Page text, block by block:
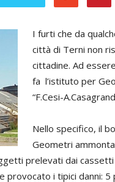
I furti che da
città di Terni non
cittadine. Ad
fa l’istituto per
“F.Cesi-
Nello specifico, il
Geometri
prelevati dai
provocato i tipici danni: